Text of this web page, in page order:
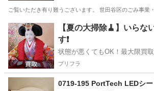
ご覧いただき有り難うございます。 世⽥⾕区のごみ事
東京 世田谷区 その他 リユース
【夏の大掃除🧹】いらな
す❗️
状態が悪くてもOK！最大限買
プリフラ
0719-195 PortTech LEDシ